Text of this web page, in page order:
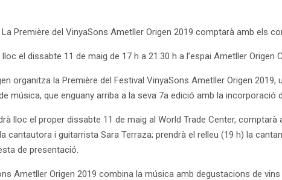
La Première del VinyaSons Ametller Origen 2019 comptarà amb els
el dissabte 11 de maig de 17 h a 21.30 h a l’espai Ametller
organitza la Première del Festival VinyaSons Ametller Origen
música, que enguany arriba a la seva 7a edició amb la
lloc el proper dissabte 11 de maig al World Trade Center,
cantautora i guitarrista Sara Terraza; prendrà el relleu (19 h) la
de presentació.
Ametller Origen 2019 combina la música amb degustacions de